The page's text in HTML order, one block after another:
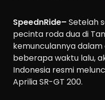
SpeednRide– Setelah
pecinta roda dua di
kemunculannya dalam
beberapa waktu lalu,
Indonesia resmi
Aprilia SR-GT 200.